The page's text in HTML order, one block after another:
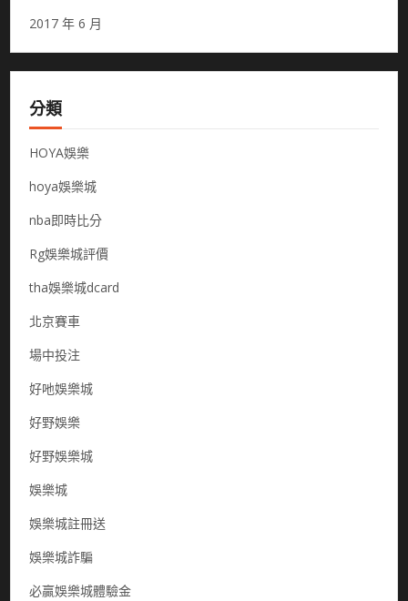
2017 年 6 月
分類
HOYA娛樂
hoya娛樂城
nba即時比分
Rg娛樂城評價
tha娛樂城dcard
北京賽車
場中投注
好吔娛樂城
好野娛樂
好野娛樂城
娛樂城
娛樂城註冊送
娛樂城詐騙
必贏娛樂城體驗金